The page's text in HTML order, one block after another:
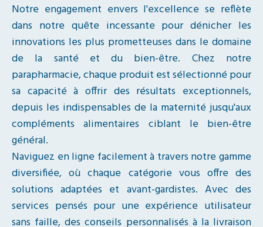
Notre engagement envers l'excellence se reflète
dans notre quête incessante pour dénicher les
innovations les plus prometteuses dans le domaine
de la santé et du bien-être. Chez notre
parapharmacie, chaque produit est sélectionné pour
sa capacité à offrir des résultats exceptionnels,
depuis les indispensables de la maternité jusqu'aux
compléments alimentaires ciblant le bien-être
général.
Naviguez en ligne facilement à travers notre gamme
diversifiée, où chaque catégorie vous offre des
solutions adaptées et avant-gardistes. Avec des
services pensés pour une expérience utilisateur
sans faille, des conseils personnalisés à la livraison